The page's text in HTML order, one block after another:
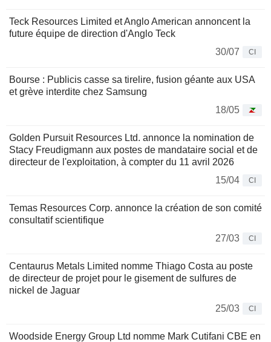
Teck Resources Limited et Anglo American annoncent la
future équipe de direction d'Anglo Teck
30/07
CI
Bourse : Publicis casse sa tirelire, fusion géante aux USA
et grève interdite chez Samsung
18/05
Golden Pursuit Resources Ltd. annonce la nomination de
Stacy Freudigmann aux postes de mandataire social et de
directeur de l'exploitation, à compter du 11 avril 2026
15/04
CI
Temas Resources Corp. annonce la création de son comité
consultatif scientifique
27/03
CI
Centaurus Metals Limited nomme Thiago Costa au poste
de directeur de projet pour le gisement de sulfures de
nickel de Jaguar
25/03
CI
Woodside Energy Group Ltd nomme Mark Cutifani CBE en